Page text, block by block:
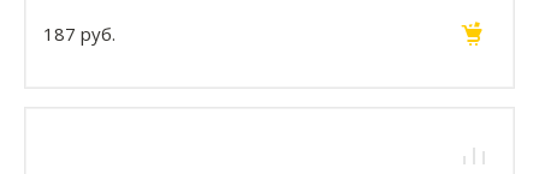
187 руб.